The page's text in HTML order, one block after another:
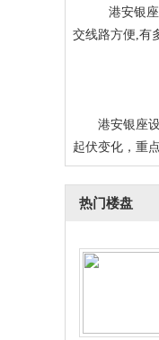
港安银座位
交线路方便,有
港安银座设
起伏变化，重
热门楼盘